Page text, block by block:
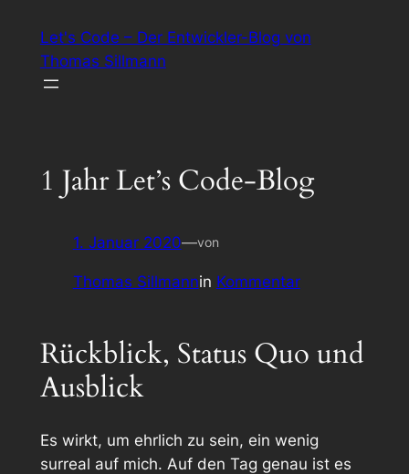
Inhalt
springen
Let's Code – Der Entwickler-Blog von
Thomas Sillmann
1 Jahr Let’s Code-Blog
1. Januar 2020—von
Thomas Sillmannin Kommentar
Rückblick, Status Quo und
Ausblick
Es wirkt, um ehrlich zu sein, ein wenig
surreal auf mich. Auf den Tag genau ist es